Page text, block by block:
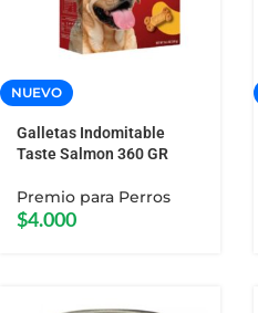
NUEVO
Galletas Indomitable
Taste Salmon 360 GR
Premio para Perros
$4.000